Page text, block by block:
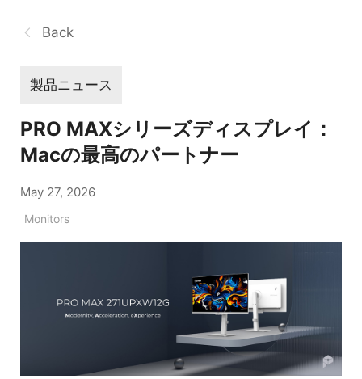
Back
製品ニュース
PRO MAXシリーズディスプレイ：
Macの最高のパートナー
May 27, 2026
Monitors